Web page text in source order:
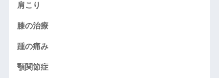
肩こり
膝の治療
踵の痛み
顎関節症